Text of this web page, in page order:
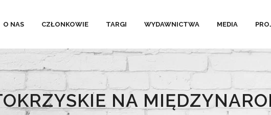
O NAS CZŁONKOWIE TARGI WYDAWNICTWA MEDIA
NA